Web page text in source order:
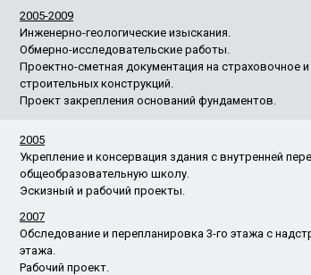
2005-2009
Инженерно-геологические изыскания.
Обмерно-исследовательские работы.
Проектно-сметная документация на страховочное
строительных конструкций.
Проект закрепления оснований фундаментов.
2005
Укрепление и консервация здания с внутренней
общеобразовательную школу.
Эскизный и рабочий проекты.
2007
Обследование и перепланировка 3-го этажа с
этажа.
Рабочий проект.